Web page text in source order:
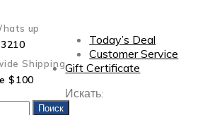
up
Shipping
$100
Today’s Deal
Customer Service
Gift Certificate
Искать:
Поиск